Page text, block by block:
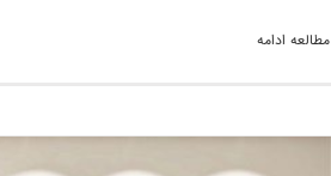
مطالعه ادامه